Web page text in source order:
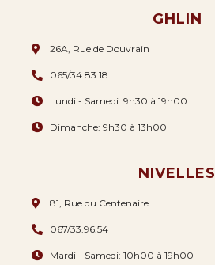
GHLIN
26A, Rue de Douvrain
065/34.83.18
Lundi - Samedi: 9h30 à 19h00
Dimanche: 9h30 à 13h00
NIVELLES
81, Rue du Centenaire
067/33.96.54
Mardi - Samedi: 10h00 à 19h00